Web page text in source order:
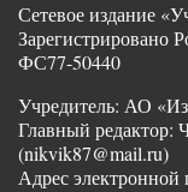
Сетевое издание
Зарегистрировано
ФС77-50440
Учредитель: АО
Главный
(nikvik87@mail.ru)
Адрес